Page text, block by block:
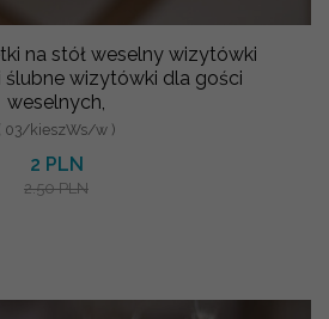
na stół weselny wizytówki
ślubne wizytówki dla gości
weselnych,
03/kieszWs/w )
2 PLN
2.50 PLN